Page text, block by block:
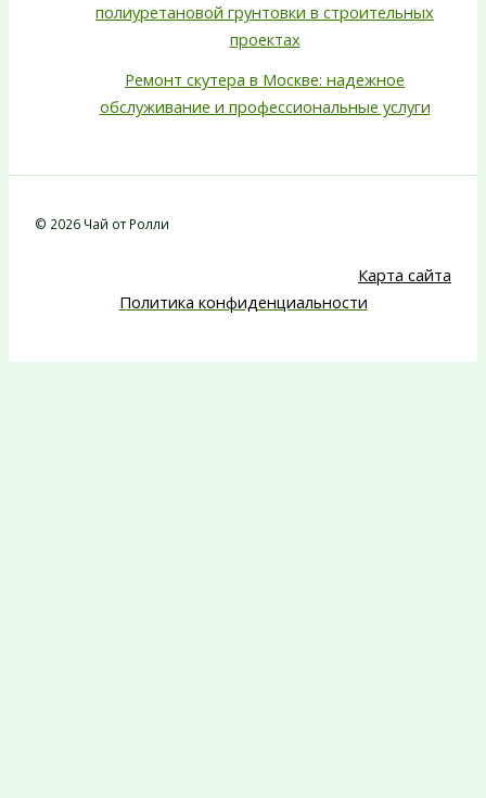
полиуретановой грунтовки в строительных
проектах
Ремонт скутера в Москве: надежное
обслуживание и профессиональные услуги
© 2026 Чай от Ролли
Карта сайта
Политика конфиденциальности